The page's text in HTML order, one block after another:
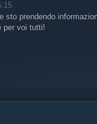
sto prendendo
per voi tutti!